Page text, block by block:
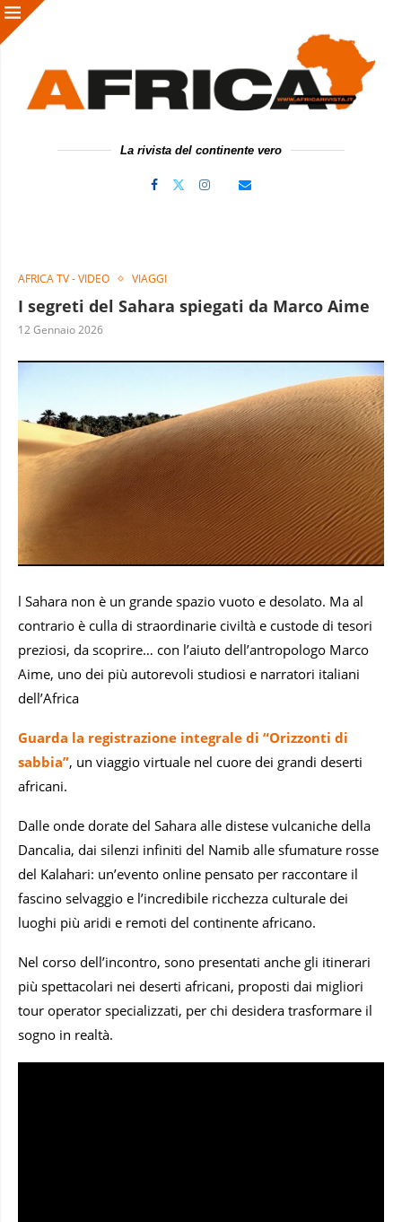
La rivista del continente vero
AFRICA TV - VIDEO VIAGGI
I segreti del Sahara spiegati da Marco Aime
12 Gennaio 2026
l Sahara non è un grande spazio vuoto e desolato. Ma al
contrario è culla di straordinarie civiltà e custode di tesori
preziosi, da scoprire… con l’aiuto dell’antropologo Marco
Aime, uno dei più autorevoli studiosi e narratori italiani
dell’Africa
Guarda la registrazione integrale di “Orizzonti di
sabbia”, un viaggio virtuale nel cuore dei grandi deserti
africani.
Dalle onde dorate del Sahara alle distese vulcaniche della
Dancalia, dai silenzi infiniti del Namib alle sfumature rosse
del Kalahari: un’evento online pensato per raccontare il
fascino selvaggio e l’incredibile ricchezza culturale dei
luoghi più aridi e remoti del continente africano.
Nel corso dell’incontro, sono presentati anche gli itinerari
più spettacolari nei deserti africani, proposti dai migliori
tour operator specializzati, per chi desidera trasformare il
sogno in realtà.